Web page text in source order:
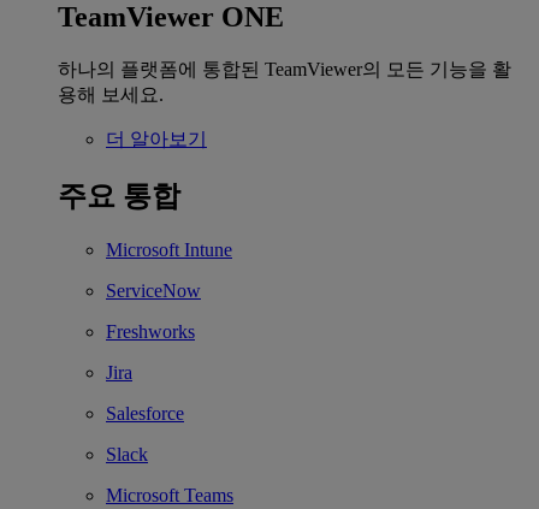
TeamViewer ONE
하나의 플랫폼에 통합된 TeamViewer의 모든 기능을 활
용해 보세요.
더 알아보기
주요 통합
Microsoft Intune
ServiceNow
Freshworks
Jira
Salesforce
Slack
Microsoft Teams